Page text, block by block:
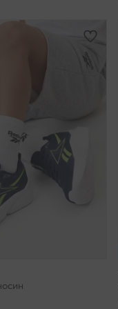
от
чрез
дейност,
на
с които